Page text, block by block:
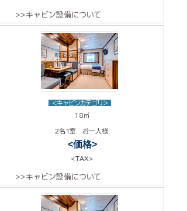
>>キャビン設備について
<キャビンカテゴリ>
18㎡
2名1室 お一人様
<価格>
<TAX>
>>キャビン設備について